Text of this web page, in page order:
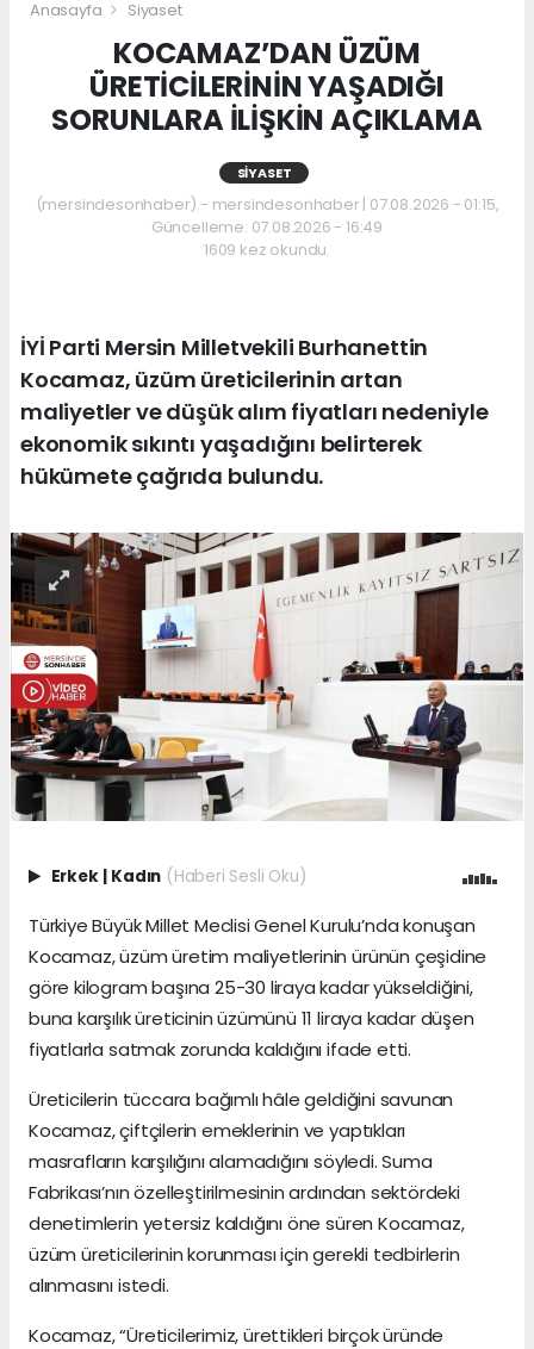
Anasayfa Siyaset
KOCAMAZ’DAN ÜZÜM
ÜRETİCİLERİNİN YAŞADIĞI
SORUNLARA İLİŞKİN AÇIKLAMA
SIYASET
(mersindesonhaber) - mersindesonhaber | 07.08.2026 - 01:15,
Güncelleme: 07.08.2026 - 16:49
1609 kez okundu.
İYİ Parti Mersin Milletvekili Burhanettin
Kocamaz, üzüm üreticilerinin artan
maliyetler ve düşük alım fiyatları nedeniyle
ekonomik sıkıntı yaşadığını belirterek
hükümete çağrıda bulundu.
Erkek | Kadın (Haberi Sesli Oku)
Türkiye Büyük Millet Meclisi Genel Kurulu’nda konuşan
Kocamaz, üzüm üretim maliyetlerinin ürünün çeşidine
göre kilogram başına 25-30 liraya kadar yükseldiğini,
buna karşılık üreticinin üzümünü 11 liraya kadar düşen
fiyatlarla satmak zorunda kaldığını ifade etti.
Üreticilerin tüccara bağımlı hâle geldiğini savunan
Kocamaz, çiftçilerin emeklerinin ve yaptıkları
masrafların karşılığını alamadığını söyledi. Suma
Fabrikası’nın özelleştirilmesinin ardından sektördeki
denetimlerin yetersiz kaldığını öne süren Kocamaz,
üzüm üreticilerinin korunması için gerekli tedbirlerin
alınmasını istedi.
Kocamaz, “Üreticilerimiz, ürettikleri birçok üründe